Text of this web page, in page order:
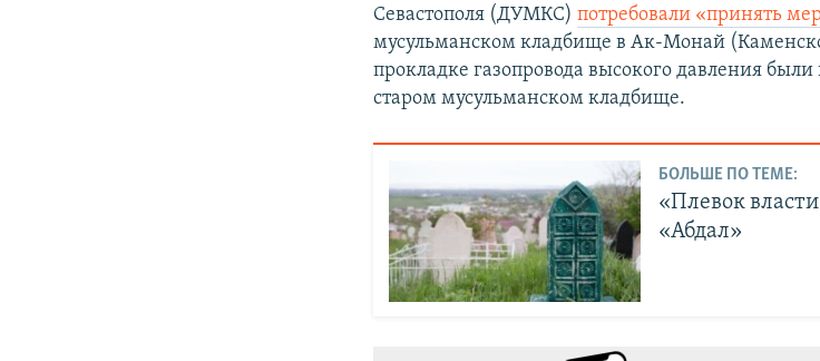
Севастополя (ДУМКС)потребовали «принять
мусульманском кладбище в Ак-Монай
прокладке газопровода высокого давления
старом мусульманском кладбище.
БОЛЬШЕ ПО ТЕМЕ:
«Плевок
«Абдал»